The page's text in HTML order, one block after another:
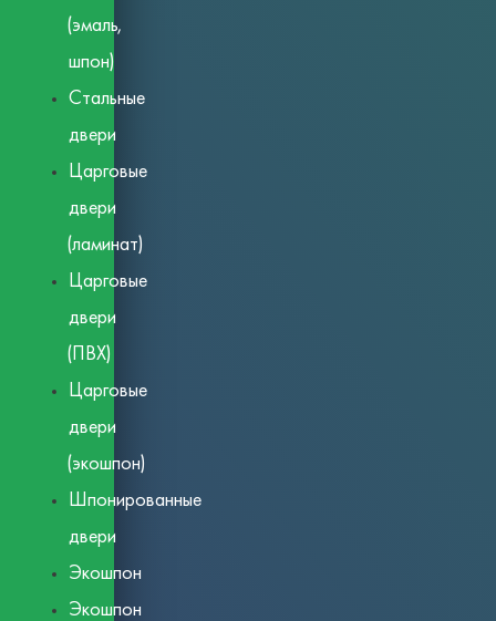
(эмаль,
шпон)
Стальные
двери
Царговые
двери
(ламинат)
Царговые
двери
(ПВХ)
Царговые
двери
(экошпон)
Шпонированные
двери
Экошпон
Экошпон